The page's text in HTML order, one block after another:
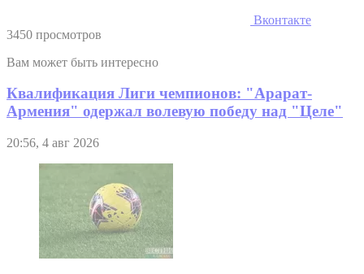
Вконтакте
3450 просмотров
Вам может быть интересно
Квалификация Лиги чемпионов: "Арарат-
Армения" одержал волевую победу над "Целе"
20:56, 4 авг 2026